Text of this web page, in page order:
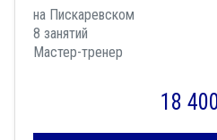
на Пискаревском
8 занятий
Мастер-тренер
18